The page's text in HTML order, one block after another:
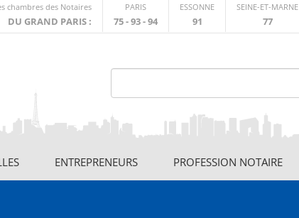
chambres des Notaires
DU GRAND PARIS :
externe
PARIS
75 - 93 - 94
ESSONNE
91
SEINE-ET-MARNE
77
ENTREPRENEURS PROFESSION NOTAIRE